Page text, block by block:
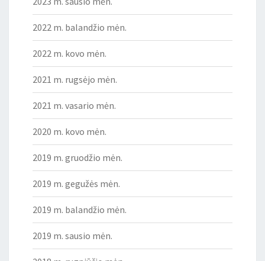
2022 m. balandžio mėn.
2022 m. kovo mėn.
2021 m. rugsėjo mėn.
2021 m. vasario mėn.
2020 m. kovo mėn.
2019 m. gruodžio mėn.
2019 m. gegužės mėn.
2019 m. balandžio mėn.
2019 m. sausio mėn.